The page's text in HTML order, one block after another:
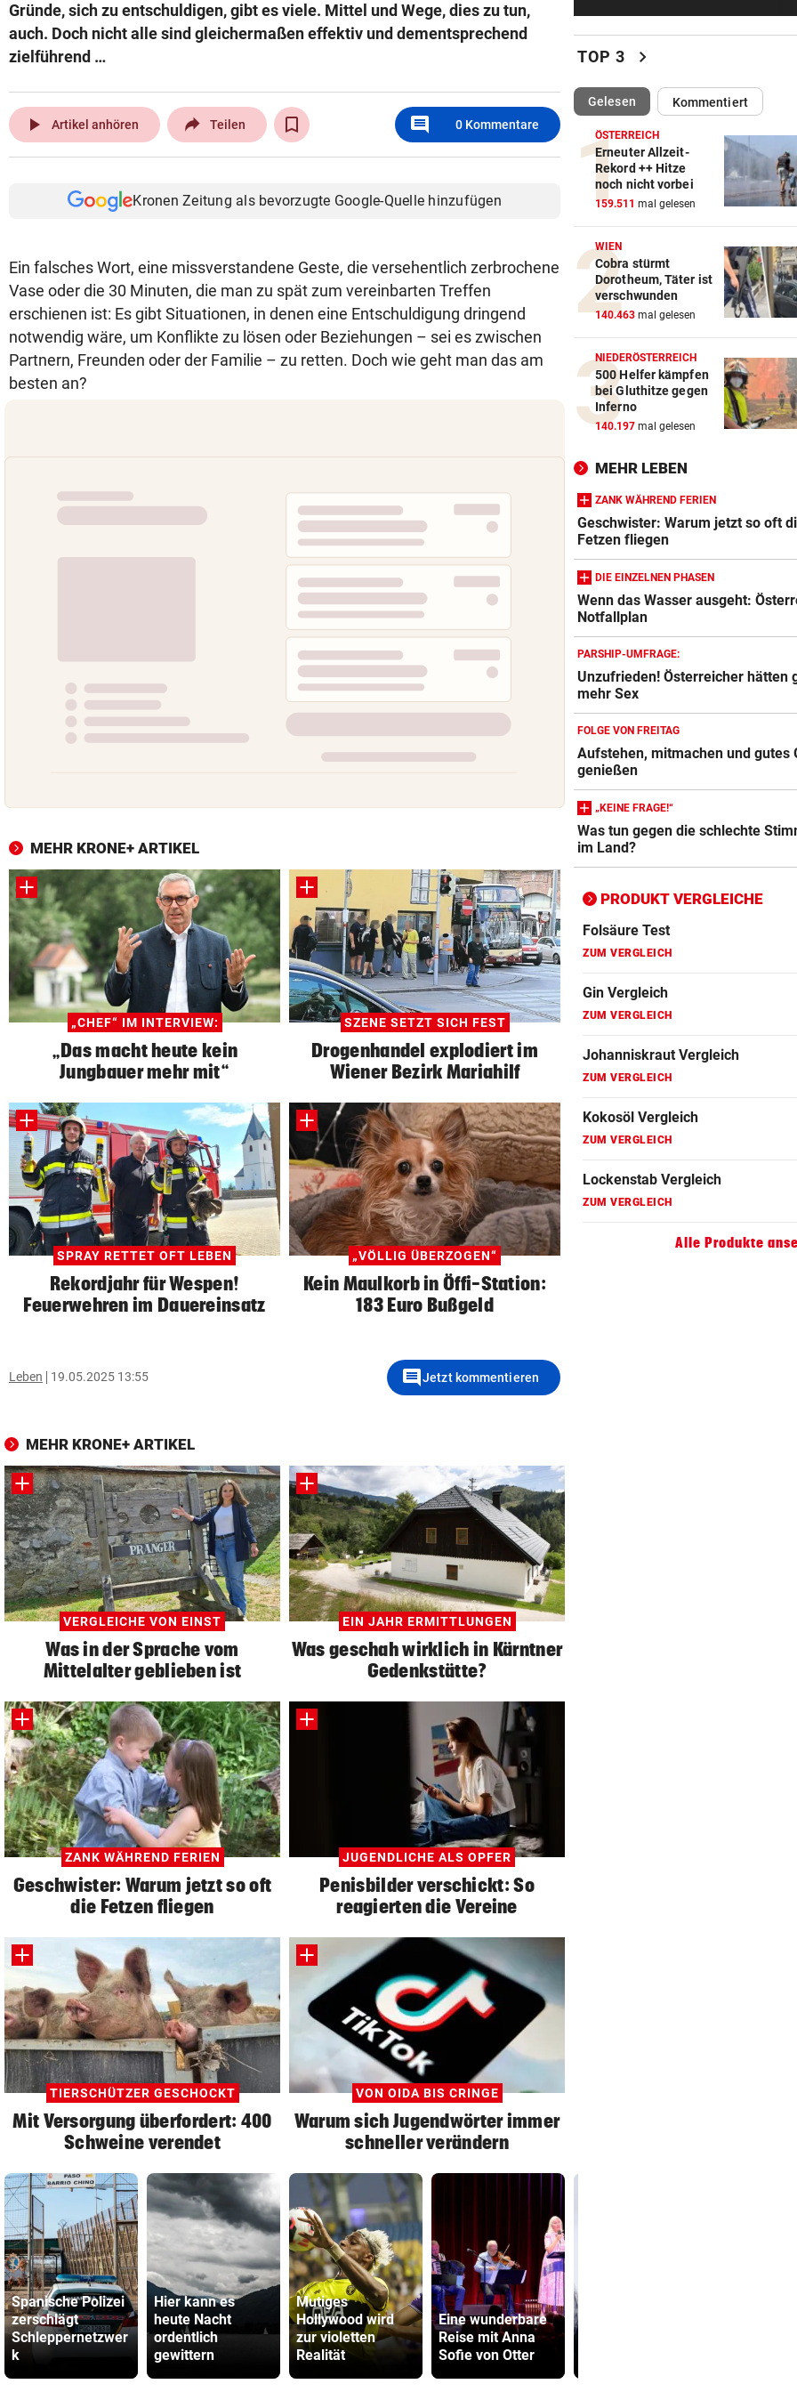
Gründe, sich zu entschuldigen, gibt es viele. Mittel und Wege, dies zu tun,
auch. Doch nicht alle sind gleichermaßen effektiv und dementsprechend
zielführend …
play_arrow Artikel anhören Teilen comment 0 Kommentare
Kronen Zeitung als bevorzugte Google-Quelle hinzufügen
Ein falsches Wort, eine missverstandene Geste, die versehentlich zerbrochene
Vase oder die 30 Minuten, die man zu spät zum vereinbarten Treffen
erschienen ist: Es gibt Situationen, in denen eine Entschuldigung dringend
notwendig wäre, um Konflikte zu lösen oder Beziehungen – sei es zwischen
Partnern, Freunden oder der Familie – zu retten. Doch wie geht man das am
besten an?
MEHR KRONE+ ARTIKEL
„CHEF“ IM INTERVIEW:
„Das macht heute kein
Jungbauer mehr mit“
SZENE SETZT SICH FEST
Drogenhandel explodiert im
Wiener Bezirk Mariahilf
SPRAY RETTET OFT LEBEN
Rekordjahr für Wespen!
Feuerwehren im Dauereinsatz
„VÖLLIG ÜBERZOGEN“
Kein Maulkorb in Öffi-Station:
183 Euro Bußgeld
Leben 19.05.2025 13:55 commentJetzt kommentieren
MEHR KRONE+ ARTIKEL
VERGLEICHE VON EINST
Was in der Sprache vom
Mittelalter geblieben ist
EIN JAHR ERMITTLUNGEN
Was geschah wirklich in Kärntner
Gedenkstätte?
ZANK WÄHREND FERIEN
Geschwister: Warum jetzt so oft
die Fetzen fliegen
JUGENDLICHE ALS OPFER
Penisbilder verschickt: So
reagierten die Vereine
TIERSCHÜTZER GESCHOCKT
Mit Versorgung überfordert: 400
Schweine verendet
VON OIDA BIS CRINGE
Warum sich Jugendwörter immer
schneller verändern
Spanische Polizei
zerschlägt
Schleppernetzwer
k
Hier kann es
heute Nacht
ordentlich
gewittern
Mutiges
Hollywood wird
zur violetten
Realität
Eine wunderbare
Reise mit Anna
Sofie von Otter
Spider-Man im BMW-
Anwalt auf den Plan
Sager wirkt nach: Mütter-
Aufstand gegen Kanzler
SCHLÜSSEL IM PKW vor
Dreijähriger Bub wurde aus
heißem Auto gerettet
Regiestar: „Jeder will von
Erfolgsrezept“
BEI WOLFURTTROPHY vor
Lokalmatadorin und Tirol-
Youngster mit Sensation
IN PARIS VERHAFTET vor
Steirer (68) hatte zehn
„Etwas wie 2015 wird
mehr passieren!“
WETTER IN ÖSTERREICH vor
Hier kann es heute Nacht
ordentlich gewittern
Verhounig mit Klausel,
am Prüfstand
VARIABLE OFFENSIVE
Rapids System? „Lassen den
Jungs alle Freiheiten!“
SZENE SETZT SICH FEST
Drogenhandel explodiert im
Wiener Bezirk Mariahilf
Diese drei Länder schlossen
Militär-Bündnis
TOUR DE FRANCE – DAMEN vor
Polin Niewiadoma
Mont Ventoux
TOP 3 chevron_right
Gelesen(ausgewählt)Kommentiert
ÖSTERREICH
Erneuter Allzeit-
Rekord ++ Hitze
noch nicht vorbei
159.511 mal gelesen
WIEN
Cobra stürmt
Dorotheum, Täter ist
verschwunden
140.463 mal gelesen
NIEDERÖSTERREICH
500 Helfer kämpfen
bei Gluthitze gegen
Inferno
140.197 mal gelesen
MEHR LEBEN
ZANK WÄHREND FERIEN
Geschwister: Warum jetzt so oft
Fetzen fliegen
DIE EINZELNEN PHASEN
Wenn das Wasser ausgeht:
Notfallplan
PARSHIP-UMFRAGE:
Unzufrieden! Österreicher hätten
mehr Sex
FOLGE VON FREITAG
Aufstehen, mitmachen und gutes
genießen
„KEINE FRAGE!“
Was tun gegen die schlechte
im Land?
PRODUKT VERGLEICHE
Blutdruckmessgerät Vergleich
Duschkopf Vergleich
ZUM VERGLEICH
Epilierer Vergleich
ZUM VERGLEICH
Fitbit Vergleich
ZUM VERGLEICH
Folsäure Test
ZUM VERGLEICH
Gin Vergleich
ZUM VERGLEICH
Johanniskraut Vergleich
ZUM VERGLEICH
Kokosöl Vergleich
ZUM VERGLEICH
Lockenstab Vergleich
ZUM VERGLEICH
Alle Produkte